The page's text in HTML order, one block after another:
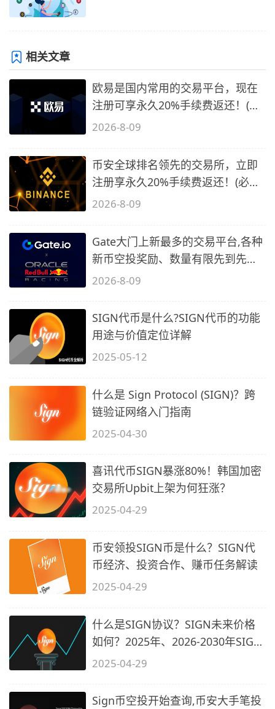
相关文章
欧易是国内常用的交易平台，现在
注册可享永久20%手续费返还！(必
备1)
2026-8-09
币安全球排名领先的交易所，立即
注册享永久20%手续费返还！(必备
2)
2026-8-09
Gate大门上新最多的交易平台,各种
新币空投奖励、数量有限先到先
得…
2026-8-09
SIGN代币是什么?SIGN代币的功能
用途与价值定位详解
2025-05-12
什么是 Sign Protocol (SIGN)？跨
链验证网络入门指南
2025-04-30
喜讯代币SIGN暴涨80%！韩国加密
交易所Upbit上架为何狂涨？
2025-04-29
币安领投SIGN币是什么？SIGN代
币经济、投资合作、赚币任务解读
2025-04-29
什么是SIGN协议？SIGN未来价格
如何？2025年、2026-2030年SIGN
价格预测
2025-04-29
Sign币空投开始查询,币安大手笔投